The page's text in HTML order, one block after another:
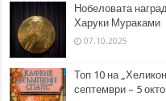
Нобеловата
Харуки Мураками
07.10.2025
Топ 10 на
септември – 5